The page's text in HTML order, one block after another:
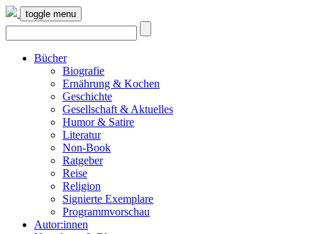
toggle menu
Bücher
Biografie
Ernährung & Kochen
Geschichte
Gesellschaft & Aktuelles
Humor & Satire
Literatur
Non-Book
Ratgeber
Reise
Religion
Signierte Exemplare
Programmvorschau
Autor:innen